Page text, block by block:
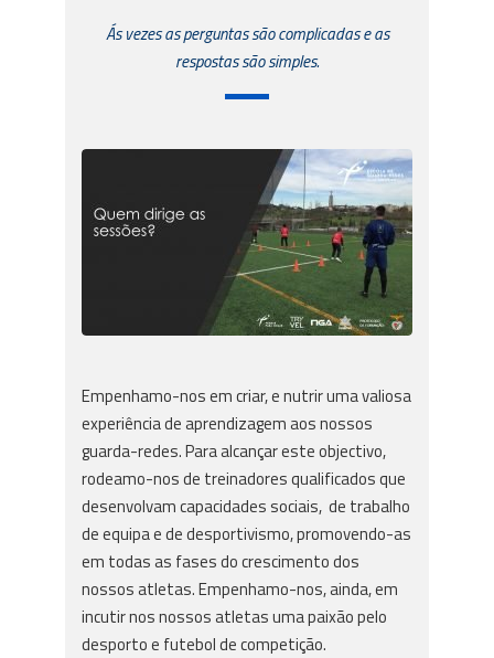
Ás vezes as perguntas são complicadas e as
respostas são simples.
Empenhamo-nos em criar, e nutrir uma valiosa
experiência de aprendizagem aos nossos
guarda-redes. Para alcançar este objectivo,
rodeamo-nos de treinadores qualificados que
desenvolvam capacidades sociais, de trabalho
de equipa e de desportivismo, promovendo-as
em todas as fases do crescimento dos
nossos atletas. Empenhamo-nos, ainda, em
incutir nos nossos atletas uma paixão pelo
desporto e futebol de competição.